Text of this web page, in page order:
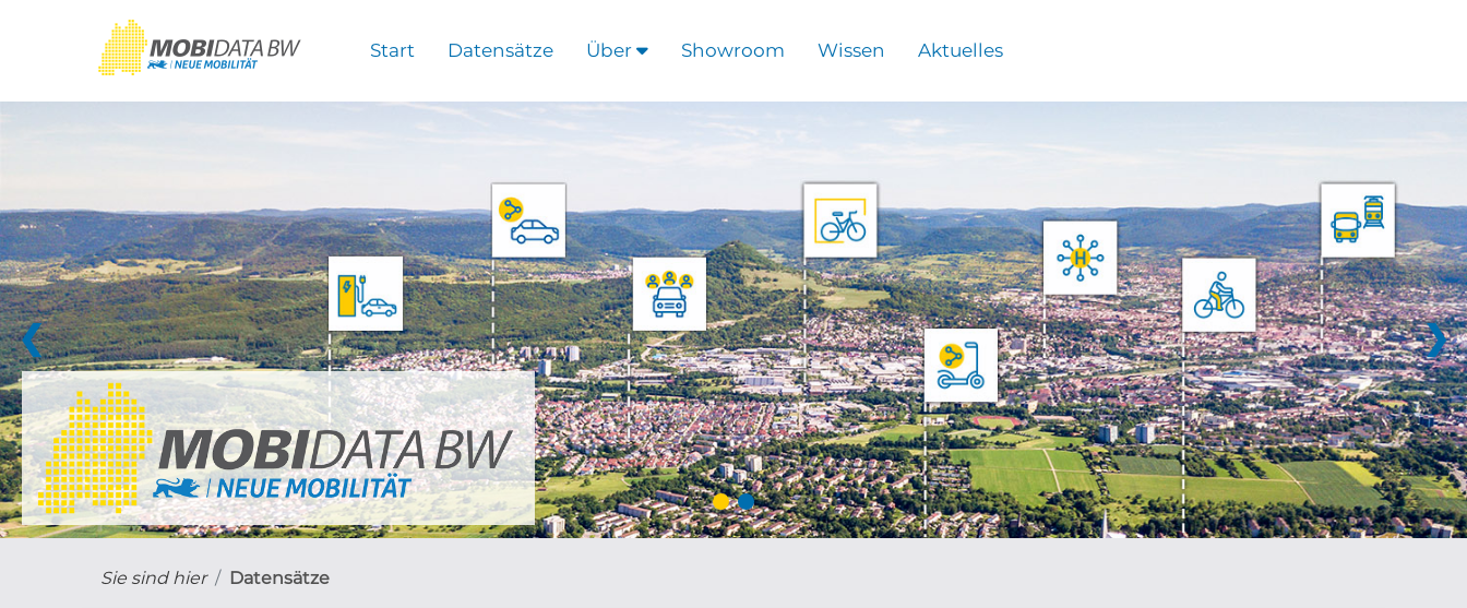
Start Datensätze Über Showroom Wissen Aktuelles
❮ ❯
Sie sind hier Datensätze